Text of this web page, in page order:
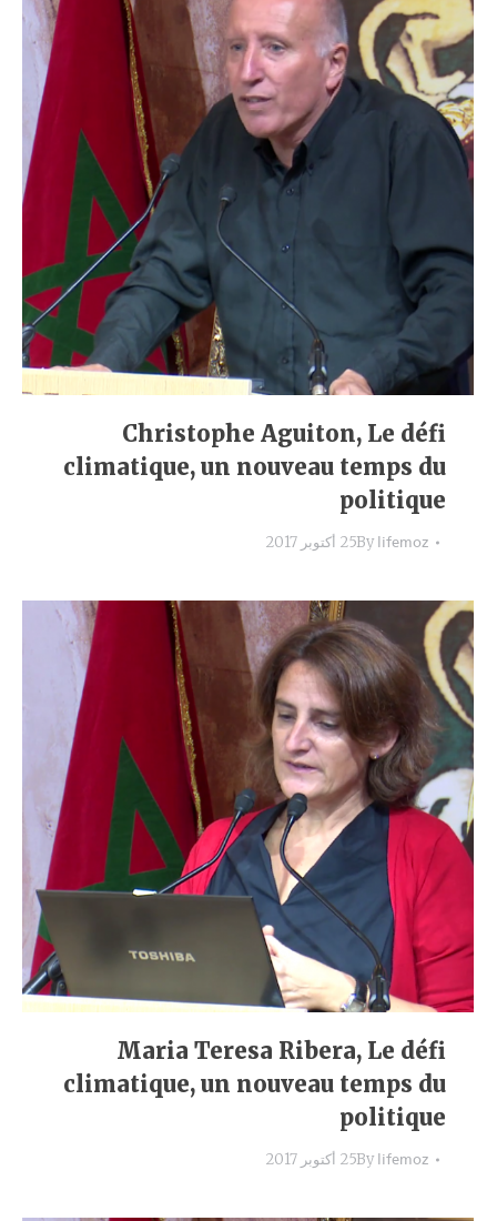
Christophe Aguiton, Le défi
climatique, un nouveau temps du
politique
By lifemoz 25 أكتوبر 2017
Maria Teresa Ribera, Le défi
climatique, un nouveau temps du
politique
By lifemoz 25 أكتوبر 2017